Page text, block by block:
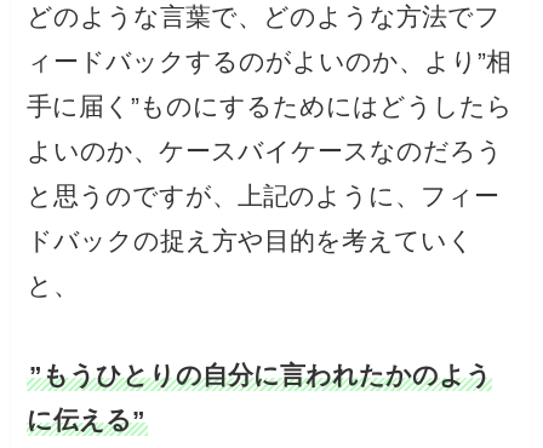
どのような言葉で、どのような方法でフ
ィードバックするのがよいのか、より”相
手に届く”ものにするためにはどうしたら
よいのか、ケースバイケースなのだろう
と思うのですが、上記のように、フィー
ドバックの捉え方や目的を考えていく
と、
”もうひとりの自分に言われたかのよう
に伝える”